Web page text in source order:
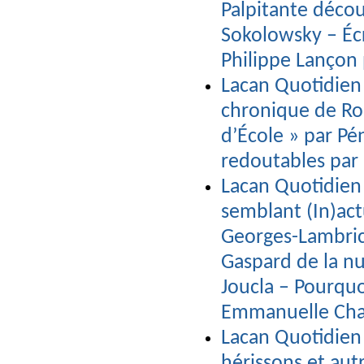
Palpitante
Sokolowsky –
Philippe
Lacan Quotidien
chronique de
d’École » par
redoutables par
Lacan
semblant
Georges-
Gaspard de la
Joucla –
Emmanuelle
Lacan